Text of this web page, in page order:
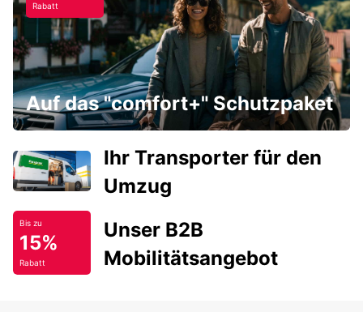
Rabatt
Auf das "comfort+" Schutzpaket
Ihr Transporter für den
Umzug
Bis zu
15%
Rabatt
Unser B2B
Mobilitätsangebot